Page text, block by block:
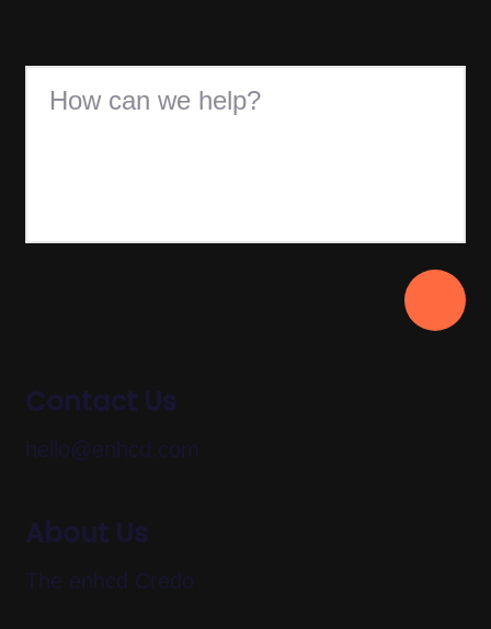
Contact Us
hello@enhcd.com
About Us
The enhcd Credo